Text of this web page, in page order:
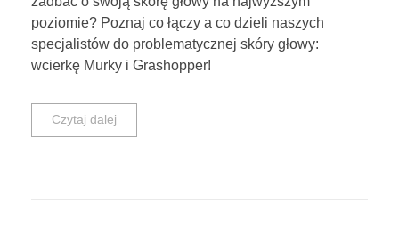
poziomie? Poznaj co łączy a co dzieli naszych
specjalistów do problematycznej skóry głowy:
wcierkę Murky i Grashopper!
Czytaj dalej